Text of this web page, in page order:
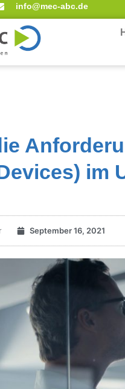
info@mec-abc.de
im
September 16, 2021